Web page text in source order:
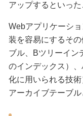
アップするといった
Webアプリケーシ
装を容易にするそ
ブル、Bツリーイン
のインデックス）
化に用いられる技
アーカイブテーブ